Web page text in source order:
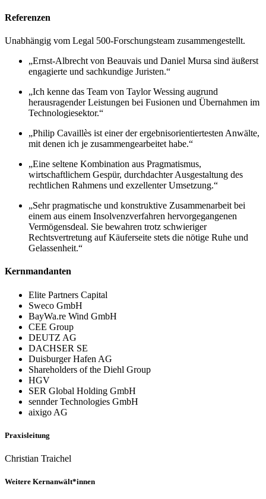
Referenzen
Unabhängig vom Legal 500-Forschungsteam zusammengestellt.
„Ernst-Albrecht von Beauvais und Daniel Mursa sind äußerst
engagierte und sachkundige Juristen.“
„Ich kenne das Team von Taylor Wessing augrund
herausragender Leistungen bei Fusionen und Übernahmen im
Technologiesektor.“
„Philip Cavaillès ist einer der ergebnisorientiertesten Anwälte,
mit denen ich je zusammengearbeitet habe.“
„Eine seltene Kombination aus Pragmatismus,
wirtschaftlichem Gespür, durchdachter Ausgestaltung des
rechtlichen Rahmens und exzellenter Umsetzung.“
„Sehr pragmatische und konstruktive Zusammenarbeit bei
einem aus einem Insolvenzverfahren hervorgegangenen
Vermögensdeal. Sie bewahren trotz schwieriger
Rechtsvertretung auf Käuferseite stets die nötige Ruhe und
Gelassenheit.“
Kernmandanten
Elite Partners Capital
Sweco GmbH
BayWa.re Wind GmbH
CEE Group
DEUTZ AG
DACHSER SE
Duisburger Hafen AG
Shareholders of the Diehl Group
HGV
SER Global Holding GmbH
sennder Technologies GmbH
aixigo AG
Praxisleitung
Christian Traichel
Weitere Kernanwält*innen